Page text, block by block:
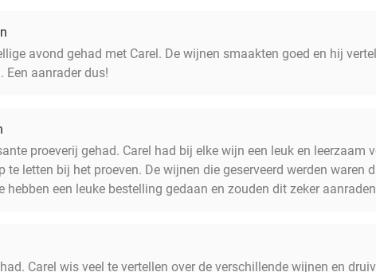
avond gehad met Carel. De wijnen smaakten goed en hij
Een aanrader dus!
proeverij gehad. Carel had bij elke wijn een leuk en
te letten bij het proeven. De wijnen die geserveerd werden waren
hebben een leuke bestelling gedaan en zouden dit zeker
Carel wis veel te vertellen over de verschillende wijnen en